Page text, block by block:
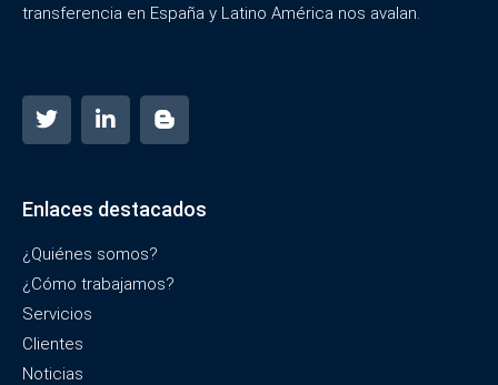
transferencia en España y Latino América nos avalan.
Enlaces destacados
¿Quiénes somos?
¿Cómo trabajamos?
Servicios
Clientes
Noticias